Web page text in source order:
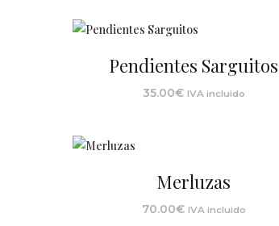
Pendientes Sarguitos
35.00€ IVA incluido
Merluzas
70.00€ IVA incluido